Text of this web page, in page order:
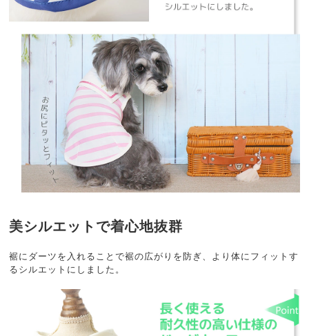
美シルエットで着心地抜群
裾にダーツを入れることで裾の広がりを防ぎ、より体にフィットす
るシルエットにしました。